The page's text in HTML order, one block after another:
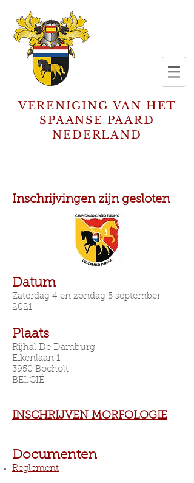
VERENIGING VAN HET
SPAANSE PAARD
NEDERLAND
Inschrijvingen zijn gesloten
Datum
Zaterdag 4 en zondag 5 september
2021
Plaats
Rijhal De Damburg
Eikenlaan 1
3950 Bocholt
BELGIË
INSCHRIJVEN MORFOLOGIE
Documenten
Reglement